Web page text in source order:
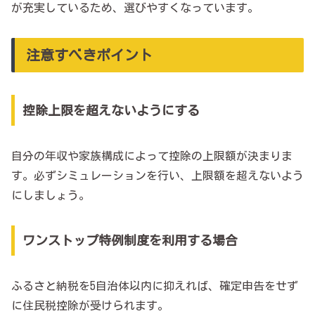
が充実しているため、選びやすくなっています。
注意すべきポイント
控除上限を超えないようにする
自分の年収や家族構成によって控除の上限額が決まりま
す。必ずシミュレーションを行い、上限額を超えないよう
にしましょう。
ワンストップ特例制度を利用する場合
ふるさと納税を5自治体以内に抑えれば、確定申告をせず
に住民税控除が受けられます。